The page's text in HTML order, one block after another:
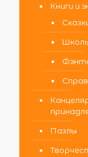
Книги и
Пазлы